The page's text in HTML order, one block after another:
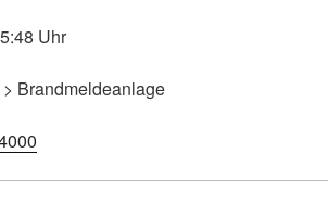
Uhr
Brandmeldeanlage